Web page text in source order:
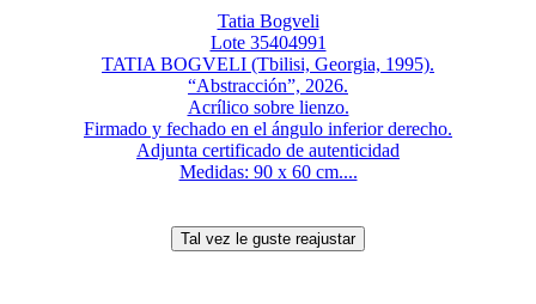
Tatia Bogveli
Lote 35404991
TATIA BOGVELI (Tbilisi, Georgia, 1995).
“Abstracción”, 2026.
Acrílico sobre lienzo.
Firmado y fechado en el ángulo inferior derecho.
Adjunta certificado de autenticidad
Medidas: 90 x 60 cm....